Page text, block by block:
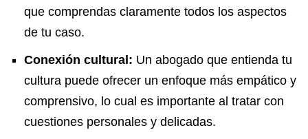
que comprendas claramente todos los aspectos
de tu caso.
Conexión cultural: Un abogado que entienda tu
cultura puede ofrecer un enfoque más empático y
comprensivo, lo cual es importante al tratar con
cuestiones personales y delicadas.